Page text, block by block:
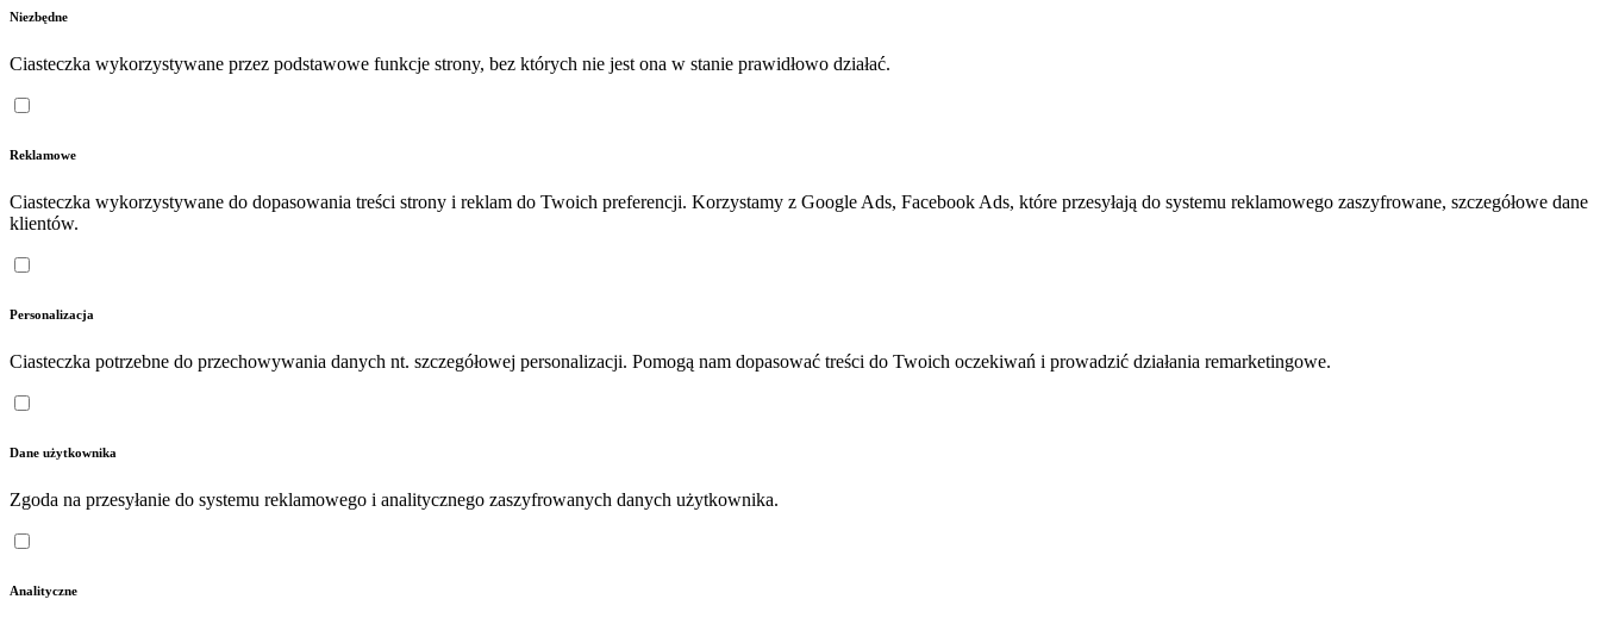
Niezbędne
Ciasteczka wykorzystywane przez podstawowe funkcje strony, bez których nie jest ona w stanie prawidłowo działać.
Reklamowe
Ciasteczka wykorzystywane do dopasowania treści strony i reklam do Twoich preferencji. Korzystamy z Google Ads, Facebook Ads, które przesyłają do systemu reklamowego zaszyfrowane, szczegółowe dane
klientów.
Personalizacja
Ciasteczka potrzebne do przechowywania danych nt. szczegółowej personalizacji. Pomogą nam dopasować treści do Twoich oczekiwań i prowadzić działania remarketingowe.
Dane użytkownika
Zgoda na przesyłanie do systemu reklamowego i analitycznego zaszyfrowanych danych użytkownika.
Analityczne